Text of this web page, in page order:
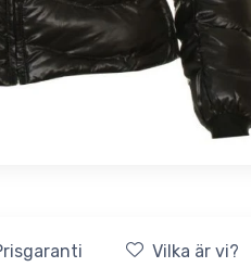
Vilka är vi?